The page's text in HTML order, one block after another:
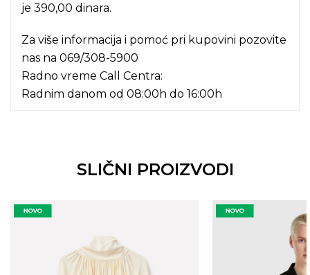
je 390,00 dinara.
Za više informacija i pomoć pri kupovini pozovite
nas na 069/308-5900
Radno vreme Call Centra:
Radnim danom od 08:00h do 16:00h
SLIČNI PROIZVODI